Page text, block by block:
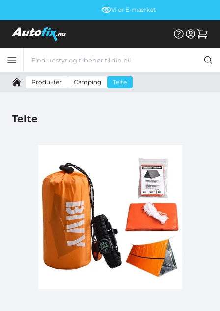
Vi er E-mærket
Produkter Camping Telte
Telte